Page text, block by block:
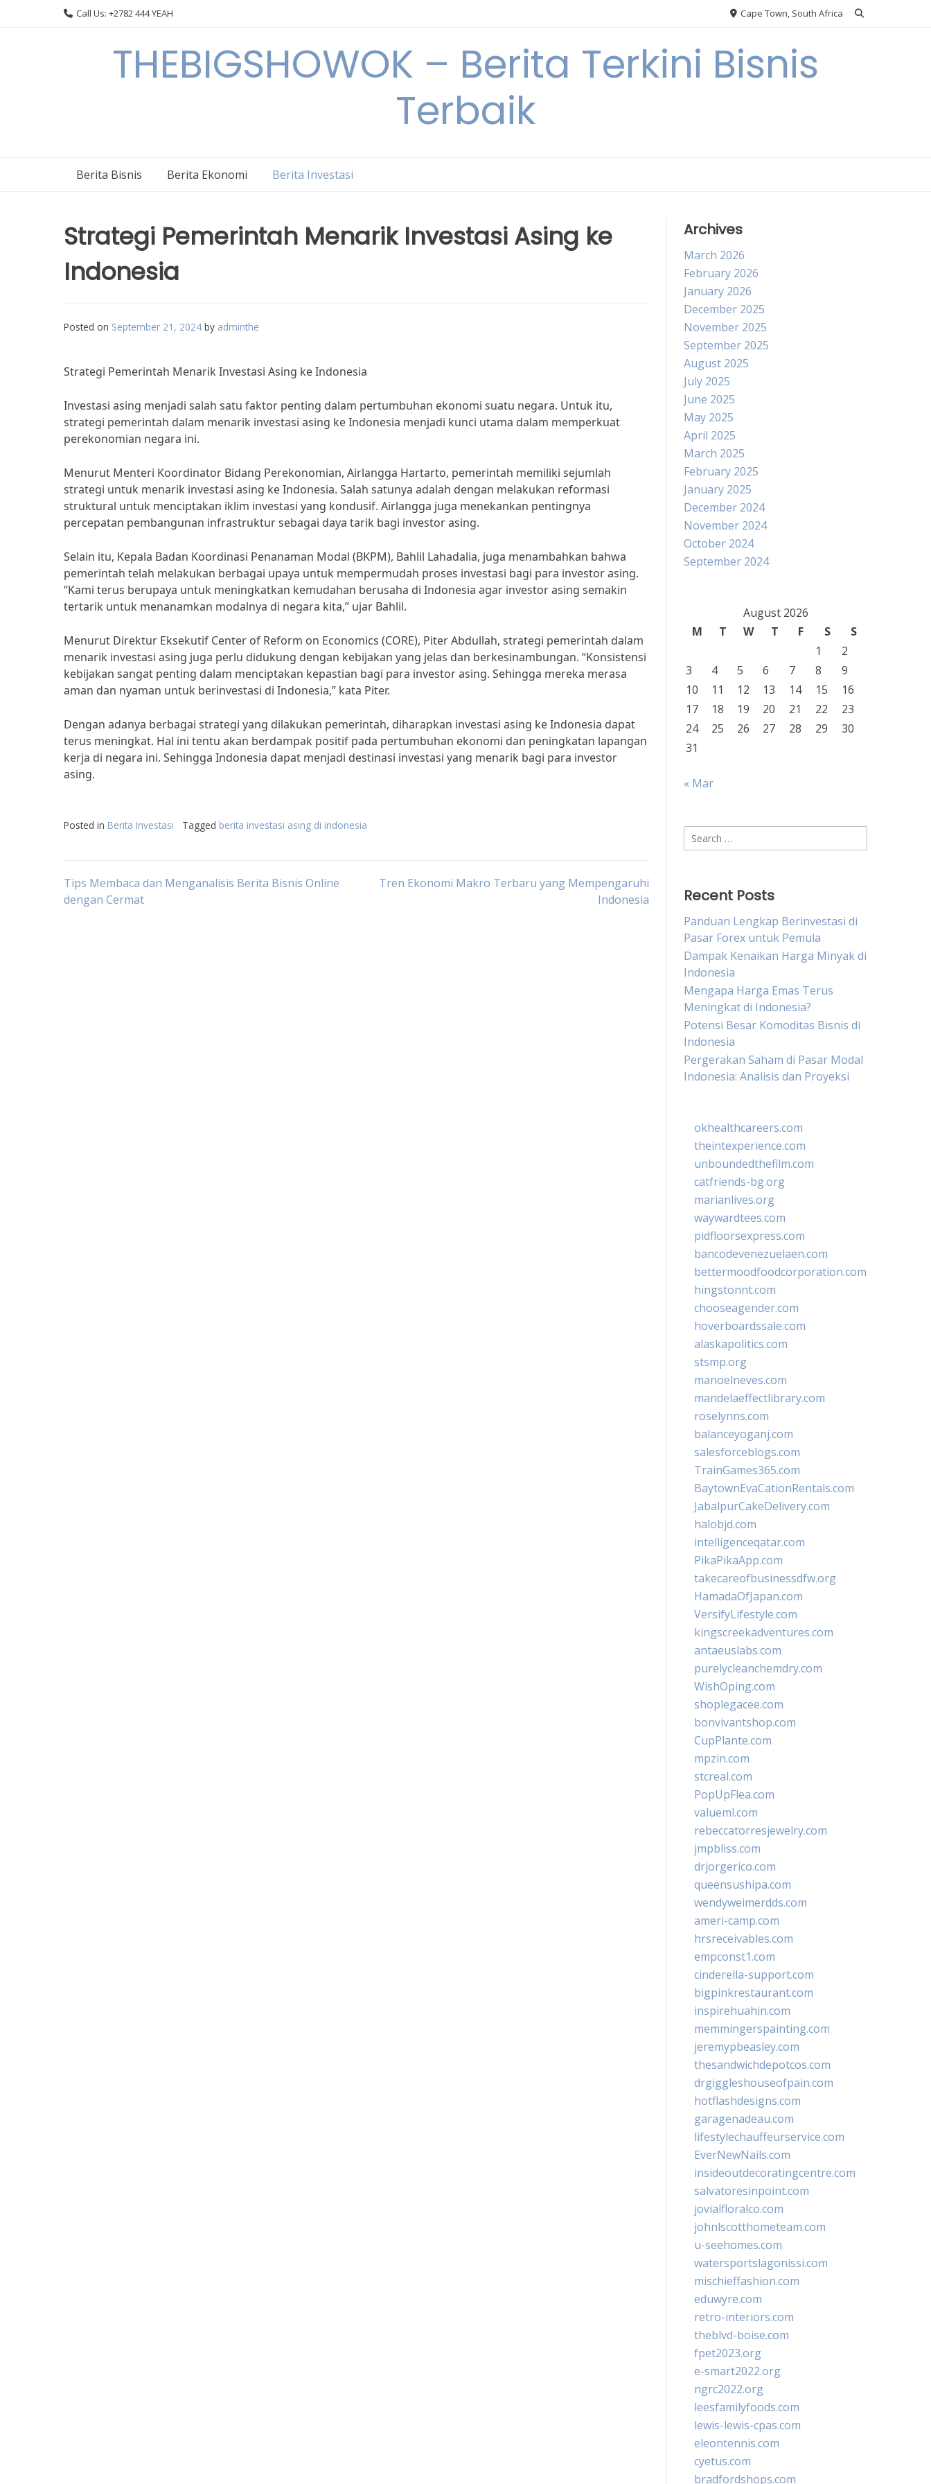
Call Us: +2782 444 YEAH Cape Town, South Africa
THEBIGSHOWOK – Berita Terkini Bisnis
Terbaik
Berita Bisnis Berita Ekonomi Berita Investasi
Strategi Pemerintah Menarik Investasi Asing ke
Indonesia
Posted on September 21, 2024 by adminthe
Strategi Pemerintah Menarik Investasi Asing ke Indonesia
Investasi asing menjadi salah satu faktor penting dalam pertumbuhan ekonomi suatu negara. Untuk itu,
strategi pemerintah dalam menarik investasi asing ke Indonesia menjadi kunci utama dalam memperkuat
perekonomian negara ini.
Menurut Menteri Koordinator Bidang Perekonomian, Airlangga Hartarto, pemerintah memiliki sejumlah
strategi untuk menarik investasi asing ke Indonesia. Salah satunya adalah dengan melakukan reformasi
struktural untuk menciptakan iklim investasi yang kondusif. Airlangga juga menekankan pentingnya
percepatan pembangunan infrastruktur sebagai daya tarik bagi investor asing.
Selain itu, Kepala Badan Koordinasi Penanaman Modal (BKPM), Bahlil Lahadalia, juga menambahkan bahwa
pemerintah telah melakukan berbagai upaya untuk mempermudah proses investasi bagi para investor asing.
“Kami terus berupaya untuk meningkatkan kemudahan berusaha di Indonesia agar investor asing semakin
tertarik untuk menanamkan modalnya di negara kita,” ujar Bahlil.
Menurut Direktur Eksekutif Center of Reform on Economics (CORE), Piter Abdullah, strategi pemerintah dalam
menarik investasi asing juga perlu didukung dengan kebijakan yang jelas dan berkesinambungan. “Konsistensi
kebijakan sangat penting dalam menciptakan kepastian bagi para investor asing. Sehingga mereka merasa
aman dan nyaman untuk berinvestasi di Indonesia,” kata Piter.
Dengan adanya berbagai strategi yang dilakukan pemerintah, diharapkan investasi asing ke Indonesia dapat
terus meningkat. Hal ini tentu akan berdampak positif pada pertumbuhan ekonomi dan peningkatan lapangan
kerja di negara ini. Sehingga Indonesia dapat menjadi destinasi investasi yang menarik bagi para investor
asing.
Posted in Berita Investasi Tagged berita investasi asing di indonesia
Post
Tips Membaca dan Menganalisis Berita Bisnis Online
dengan Cermat
Tren Ekonomi Makro Terbaru yang Mempengaruhi
Indonesia
Archives
March 2026
February 2026
January 2026
December 2025
November 2025
September 2025
August 2025
July 2025
June 2025
May 2025
April 2025
March 2025
February 2025
January 2025
December 2024
November 2024
October 2024
September 2024
August 2026
M
T W T F S
S
1
2
3
4 5 6 7 8
9
10
11 12 13 14 15
16
17
18 19 20 21 22
23
24
25 26 27 28 29
30
31
« Mar
Search
for:
Recent Posts
Panduan Lengkap Berinvestasi di
Pasar Forex untuk Pemula
Dampak Kenaikan Harga Minyak di
Indonesia
Mengapa Harga Emas Terus
Meningkat di Indonesia?
Potensi Besar Komoditas Bisnis di
Indonesia
Pergerakan Saham di Pasar Modal
Indonesia: Analisis dan Proyeksi
okhealthcareers.com
theintexperience.com
unboundedthefilm.com
catfriends-bg.org
marianlives.org
waywardtees.com
pidfloorsexpress.com
bancodevenezuelaen.com
bettermoodfoodcorporation.com
hingstonnt.com
chooseagender.com
hoverboardssale.com
alaskapolitics.com
stsmp.org
manoelneves.com
mandelaeffectlibrary.com
roselynns.com
balanceyoganj.com
salesforceblogs.com
TrainGames365.com
BaytownEvaCationRentals.com
JabalpurCakeDelivery.com
halobjd.com
intelligenceqatar.com
PikaPikaApp.com
takecareofbusinessdfw.org
HamadaOfJapan.com
VersifyLifestyle.com
kingscreekadventures.com
antaeuslabs.com
purelycleanchemdry.com
WishOping.com
shoplegacee.com
bonvivantshop.com
CupPlante.com
mpzin.com
stcreal.com
PopUpFlea.com
valueml.com
rebeccatorresjewelry.com
jmpbliss.com
drjorgerico.com
queensushipa.com
wendyweimerdds.com
ameri-camp.com
hrsreceivables.com
empconst1.com
cinderella-support.com
bigpinkrestaurant.com
inspirehuahin.com
memmingerspainting.com
jeremypbeasley.com
thesandwichdepotcos.com
drgiggleshouseofpain.com
hotflashdesigns.com
garagenadeau.com
lifestylechauffeurservice.com
EverNewNails.com
insideoutdecoratingcentre.com
salvatoresinpoint.com
jovialfloralco.com
johnlscotthometeam.com
u-seehomes.com
watersportslagonissi.com
mischieffashion.com
eduwyre.com
retro-interiors.com
theblvd-boise.com
fpet2023.org
e-smart2022.org
ngrc2022.org
leesfamilyfoods.com
lewis-lewis-cpas.com
eleontennis.com
cyetus.com
bradfordshops.com